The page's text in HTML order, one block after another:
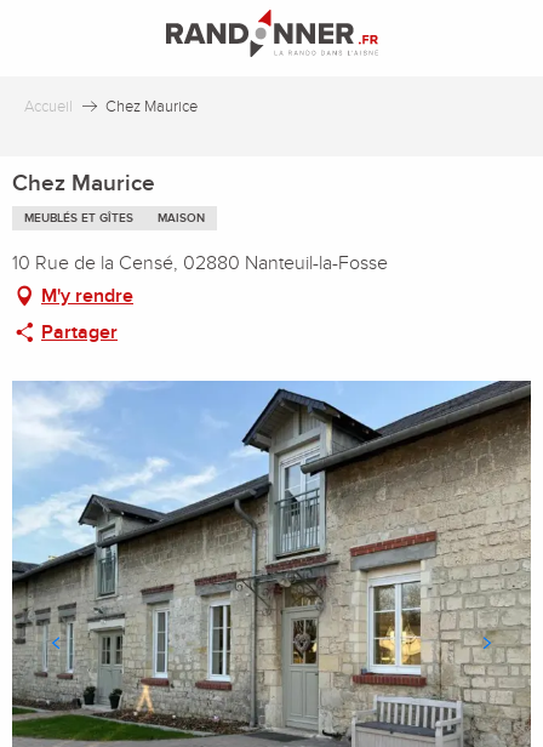
principal
Accueil Chez Maurice
Chez Maurice
MEUBLÉS ET GÎTES MAISON
10 Rue de la Censé, 02880 Nanteuil-la-Fosse
M'y rendre
Partager